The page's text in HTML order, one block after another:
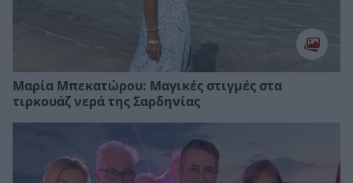
Μαρία Μπεκατώρου: Μαγικές στιγμές στα
τιρκουάζ νερά της Σαρδηνίας